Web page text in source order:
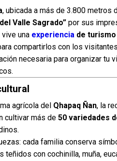
, ubicada a más de 3.800 metros
Valle Sagrado” por sus
una experiencia de
compartirlos con los
necesaria para organizar
agrícola del Qhapaq Ñan, la
cultivar más de 50 variedades
cada familia conserva
con cochinilla, muña,